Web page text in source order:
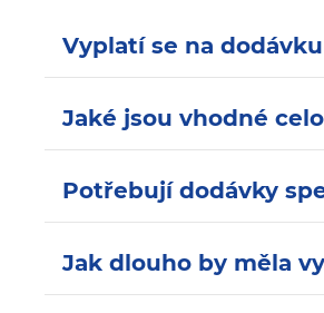
Vyplatí se na
Jaké jsou vhodné
Potřebují dodávky
Jak dlouho by měla